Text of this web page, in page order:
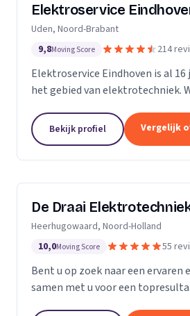
Elektroservice
Uden, Noord-Brabant
9,8Moving Score 214
Elektroservice Eindhoven is al 16
het gebied van elektrotechniek.
meterkasten. Wij komen altijd
advies...
Bekijk profiel Vergelijk
De Draai
Heerhugowaard, Noord-Holland
10,0Moving Score 55
Bent u op zoek naar een ervaren
samen met u voor een